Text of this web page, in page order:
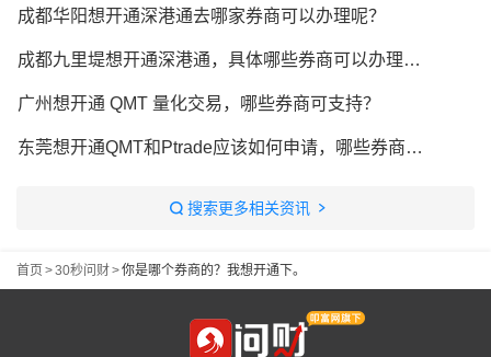
成都华阳想开通深港通去哪家券商可以办理呢？
成都九里堤想开通深港通，具体哪些券商可以办理呢？
广州想开通 QMT 量化交易，哪些券商可支持？
东莞想开通QMT和Ptrade应该如何申请，哪些券商提供量化软件？
搜索更多相关资讯
首页 >30秒问财>你是哪个券商的？我想开通下。